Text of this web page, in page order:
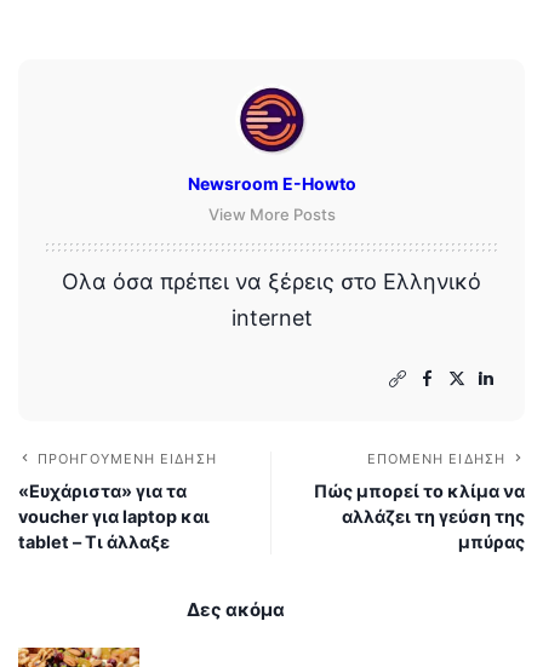
Newsroom E-Howto
View More Posts
Ολα όσα πρέπει να ξέρεις στο Ελληνικό
internet
ΠΡΟΗΓΟΎΜΕΝΗ ΕΊΔΗΣΗ
«Ευχάριστα» για τα
voucher για laptop και
tablet – Τι άλλαξε
ΕΠΌΜΕΝΗ ΕΊΔΗΣΗ
Πώς μπορεί το κλίμα να
αλλάζει τη γεύση της
μπύρας
Δες ακόμα